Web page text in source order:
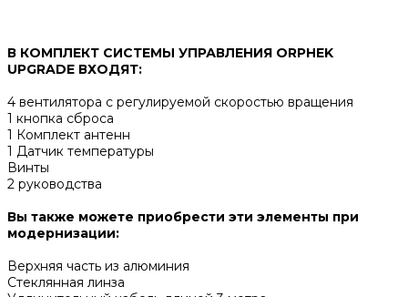
В КОМПЛЕКТ СИСТЕМЫ УПРАВЛЕНИЯ ORPHEK
UPGRADE ВХОДЯТ:
4 вентилятора с регулируемой скоростью вращения
1 кнопка сброса
1 Комплект антенн
1 Датчик температуры
Винты
2 руководства
Вы также можете приобрести эти элементы при
модернизации:
Верхняя часть из алюминия
Стеклянная линза